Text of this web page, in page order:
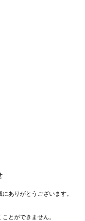
ありがとうございます。
とができません。